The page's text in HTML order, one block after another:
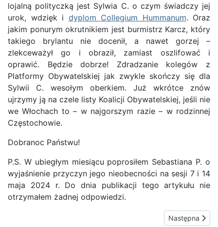
lojalną polityczką jest Sylwia C. o czym świadczy jej
urok, wdzięk i dyplom Collegium Hummanum. Oraz
jakim ponurym okrutnikiem jest burmistrz Karcz, który
takiego brylantu nie docenił, a nawet gorzej –
zlekceważył go i obraził, zamiast oszlifować i
oprawić. Będzie dobrze! Zdradzanie kolegów z
Platformy Obywatelskiej jak zwykle skończy się dla
Sylwii C. wesołym oberkiem. Już wkrótce znów
ujrzymy ją na czele listy Koalicji Obywatelskiej, jeśli nie
we Włochach to – w najgorszym razie – w rodzinnej
Częstochowie.
Dobranoc Państwu!
P.S. W ubiegłym miesiącu poprosiłem Sebastiana P. o
wyjaśnienie przyczyn jego nieobecności na sesji 7 i 14
maja 2024 r. Do dnia publikacji tego artykułu nie
otrzymałem żadnej odpowiedzi.
Następna
Następna